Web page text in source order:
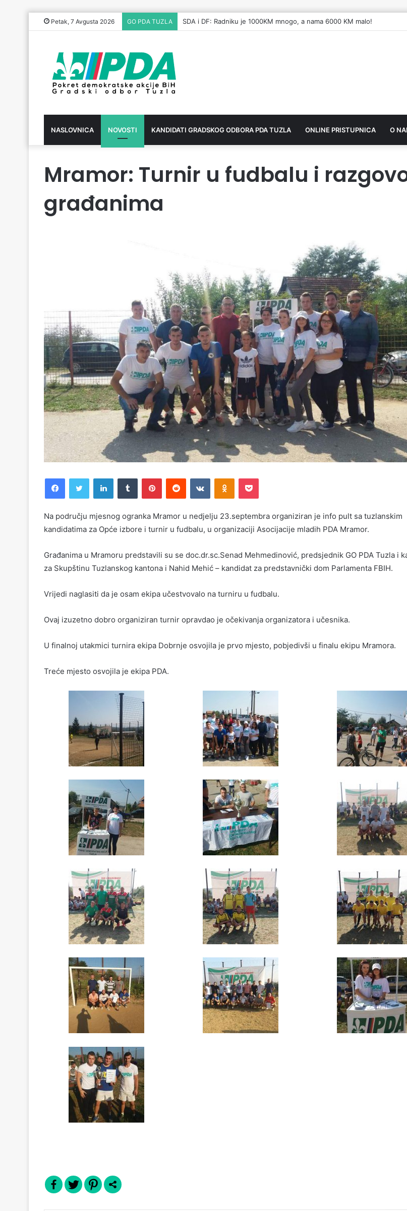
Petak, 7 Avgusta 2026 GO PDA TUZLA SDA i DF: Radniku je 1000KM mnogo, a nama 6000 KM malo!
NASLOVNICA NOVOSTI KANDIDATI GRADSKOG ODBORA PDA TUZLA ONLINE PRISTUPNICA O
Mramor: Turnir u fudbalu i
građanima
Na području mjesnog ogranka Mramor u nedjelju 23.septembra organiziran je info pult sa tuzlanskim
kandidatima za Opće izbore i turnir u fudbalu, u organizaciji Asocijacije mladih PDA Mramor.
Građanima u Mramoru predstavili su se doc.dr.sc.Senad Mehmedinović, predsjednik GO PDA Tuzla i
za Skupštinu Tuzlanskog kantona i Nahid Mehić – kandidat za predstavnički dom Parlamenta FBIH.
Vrijedi naglasiti da je osam ekipa učestvovalo na turniru u fudbalu.
Ovaj izuzetno dobro organiziran turnir opravdao je očekivanja organizatora i učesnika.
U finalnoj utakmici turnira ekipa Dobrnje osvojila je prvo mjesto, pobjedivši u finalu ekipu Mramora.
Treće mjesto osvojila je ekipa PDA.